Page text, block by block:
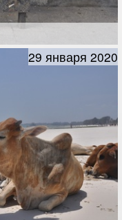
29 января 2020